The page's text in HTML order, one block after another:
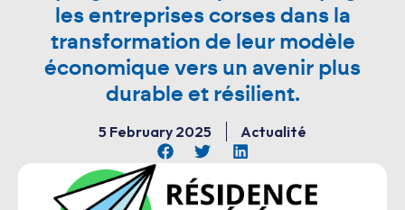
les entreprises corses dans la
transformation de leur modèle
économique vers un avenir plus
durable et résilient.
5 February 2025 Actualité